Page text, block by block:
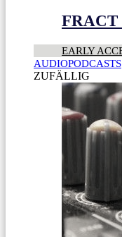
FRACT
EARLY
AUDIOPODCASTS
ZUFÄLLIG